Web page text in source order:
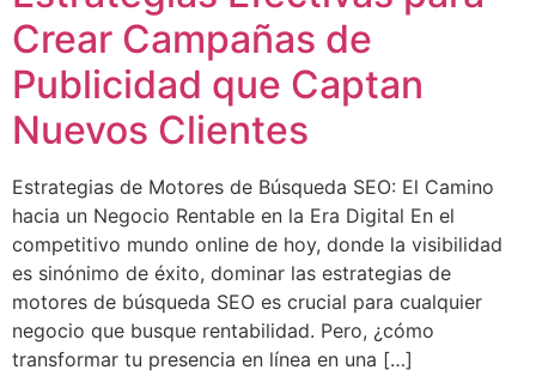
Crear Campañas de
Publicidad que Captan
Nuevos Clientes
Estrategias de Motores de Búsqueda SEO: El Camino
hacia un Negocio Rentable en la Era Digital En el
competitivo mundo online de hoy, donde la visibilidad
es sinónimo de éxito, dominar las estrategias de
motores de búsqueda SEO es crucial para cualquier
negocio que busque rentabilidad. Pero, ¿cómo
transformar tu presencia en línea en una […]